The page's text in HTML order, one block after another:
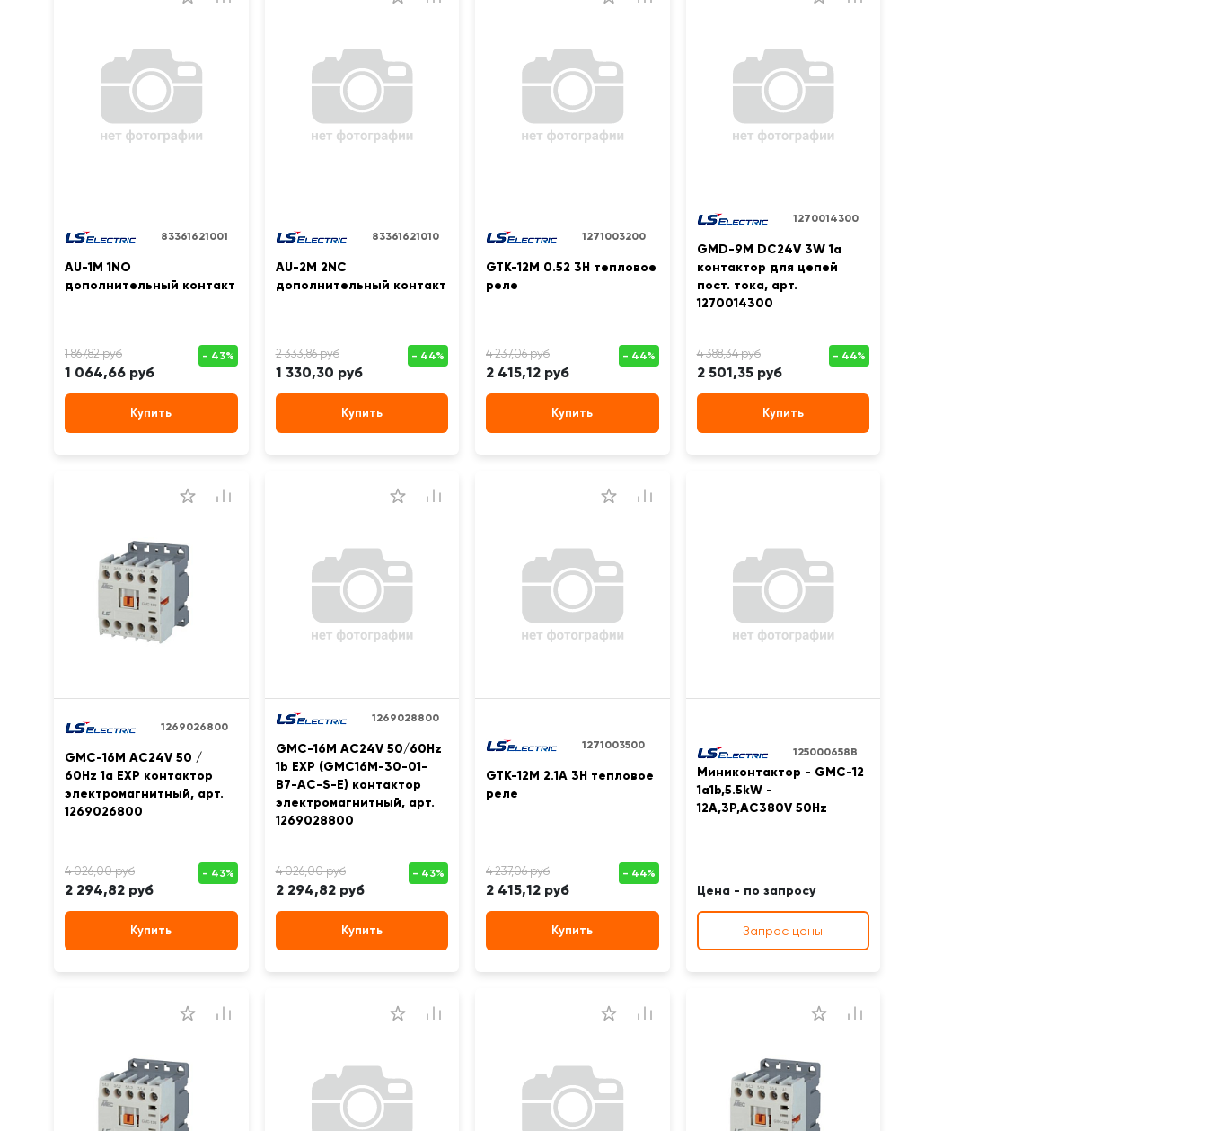
83361621001
AU-1M 1NO
дополнительный контакт
1 064,66 руб
Купить
83361621010
AU-2M 2NC
дополнительный контакт
1 330,30 руб
Купить
1271003200
GTK-12M 0.52 3H тепловое
реле
2 415,12 руб
Купить
1270014300
GMD-9M DC24V 3W 1a
контактор для цепей
пост. тока, арт.
1270014300
2 501,35 руб
Купить
1269026800
GMC-16M AC24V 50 /
60Hz 1a EXP контактор
электромагнитный, арт.
1269026800
2 294,82 руб
Купить
1269028800
GMC-16M AC24V 50/60Hz
1b EXP (GMC16M-30-01-
B7-AC-S-E) контактор
электромагнитный, арт.
1269028800
2 294,82 руб
Купить
1271003500
GTK-12M 2.1A 3H тепловое
реле
2 415,12 руб
Купить
125000658B
Миниконтактор - GMC-12
1a1b,5.5kW -
12A,3Р,AC380V 50Hz
Цена - по запросу
Запрос цены